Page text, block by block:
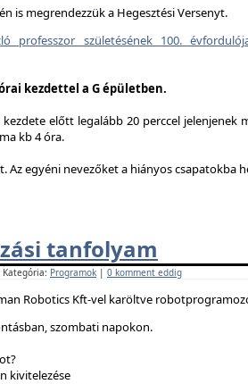
is megrendezzük a Hegesztési Versenyt.
professzor születésének 100.
kezdettel a G épületben.
előtt legalább 20 perccel jelenjenek
kb 4 óra.
Az egyéni nevezőket a hiányos csapatokba
tanfolyam
Programok | 0 komment eddig
Robotics Kft-vel karöltve
szombati napokon.
kivitelezése